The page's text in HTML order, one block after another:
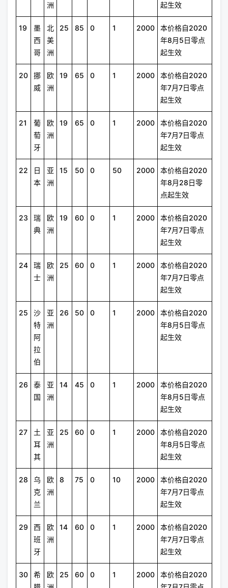
洲
起生效
19
墨
西
哥
北
美
洲
25 85 0 1 2000
本价格自2020
年8月5日零点
起生效
20
挪
威
欧
洲
19 65 0 1 2000
本价格自2020
年7月7日零点
起生效
21
葡
萄
牙
欧
洲
19 65 0 1 2000
本价格自2020
年7月7日零点
起生效
22
日
本
亚
洲
15 50 0 50 2000
本价格自2020
年8月28日零
点起生效
23
瑞
典
欧
洲
19 60 0 1 2000
本价格自2020
年7月7日零点
起生效
24
瑞
士
欧
洲
25 60 0 1 2000
本价格自2020
年7月7日零点
起生效
25
沙
特
阿
拉
伯
亚
洲
26 50 0 1 2000
本价格自2020
年8月5日零点
起生效
26
泰
国
亚
洲
14 45 0 1 2000
本价格自2020
年8月5日零点
起生效
27
土
耳
其
亚
洲
25 60 0 1 2000
本价格自2020
年8月5日零点
起生效
28
乌
克
兰
欧
洲
8 75 0 10 2000
本价格自2020
年7月7日零点
起生效
29
西
班
牙
欧
洲
14 60 0 1 2000
本价格自2020
年7月7日零点
起生效
30
希
欧
25 60 0 1 2000
本价格自2020